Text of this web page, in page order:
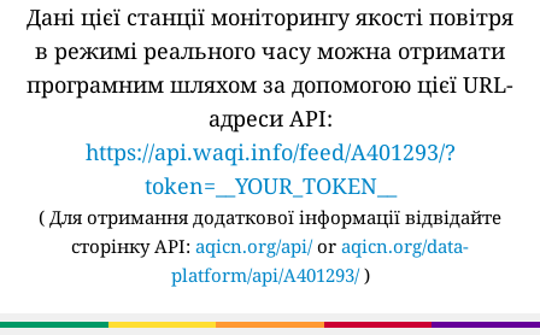
Дані цієї станції моніторингу якості повітря
в режимі реального часу можна отримати
програмним шляхом за допомогою цієї URL-
адреси API:
https://api.waqi.info/feed/A401293/?
token=__YOUR_TOKEN__
( Для отримання додаткової інформації відвідайте
сторінку API: aqicn.org/api/or aqicn.org/data-
platform/api/A401293/)